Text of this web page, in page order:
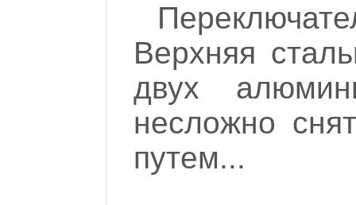
Верхняя
двух
несложно
путем...